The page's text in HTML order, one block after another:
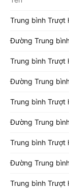
Trung bình Trượt
Đường Trung
Trung bình Trượt
Đường Trung
Trung bình Trượt
Đường Trung
Trung bình Trượt
Đường Trung
Trung bình Trượt